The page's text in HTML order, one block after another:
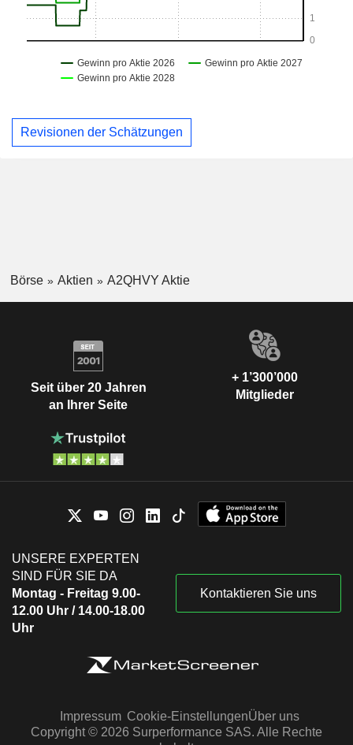
Revisionen der Schätzungen
Börse Aktien A2QHVY Aktie
Seit über 20 Jahren
an Ihrer Seite
+ 1’300’000
Mitglieder
UNSERE EXPERTEN
SIND FÜR SIE DA
Montag - Freitag 9.00-
12.00 Uhr / 14.00-18.00
Uhr
Kontaktieren Sie uns
Impressum Cookie-EinstellungenÜber uns
Copyright © 2026 Surperformance SAS. Alle Rechte